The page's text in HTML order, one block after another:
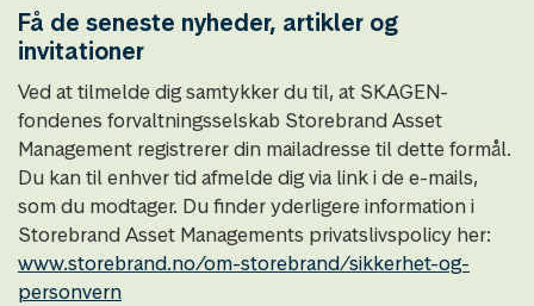
Få de seneste nyheder, artikler og
invitationer
Ved at tilmelde dig samtykker du til, at SKAGEN-
fondenes forvaltningsselskab Storebrand Asset
Management registrerer din mailadresse til dette formål.
Du kan til enhver tid afmelde dig via link i de e-mails,
som du modtager. Du finder yderligere information i
Storebrand Asset Managements privatslivspolicy her:
www.storebrand.no/om-storebrand/sikkerhet-og-
personvern